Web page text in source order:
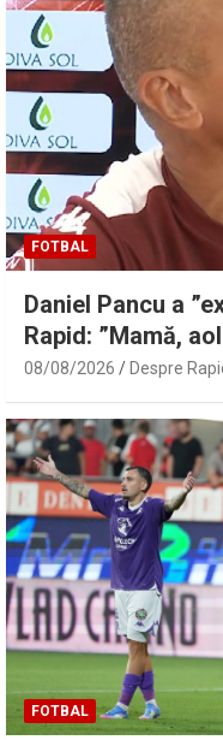
FOTBAL
Daniel Pancu a
Rapid: ”Mamă,
există?”
08/08/2026 Despre
FOTBAL